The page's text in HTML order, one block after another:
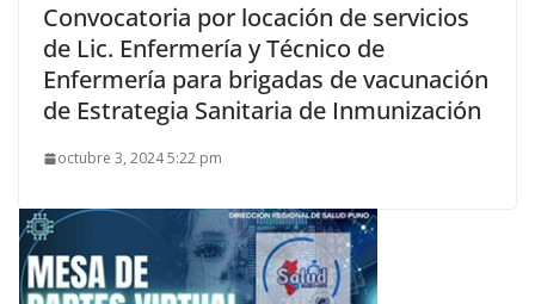
Convocatoria por locación de servicios
de Lic. Enfermería y Técnico de
Enfermería para brigadas de vacunación
de Estrategia Sanitaria de Inmunización
octubre 3, 2024 5:22 pm